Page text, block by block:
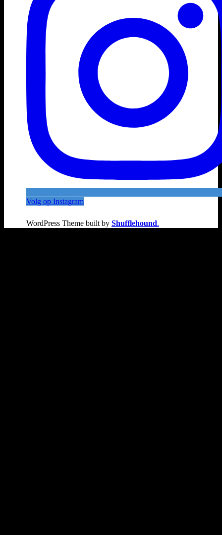
Volg op Instagram
WordPress Theme built by Shufflehound.